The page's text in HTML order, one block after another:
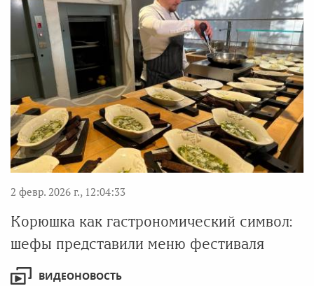
2 февр. 2026 г., 12:04:33
Корюшка как гастрономический символ:
шефы представили меню фестиваля
ВИДЕОНОВОСТЬ